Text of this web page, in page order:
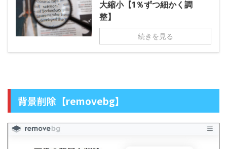
大縮小【1％ずつ細かく調
整】
続きを見る
背景削除【removebg】